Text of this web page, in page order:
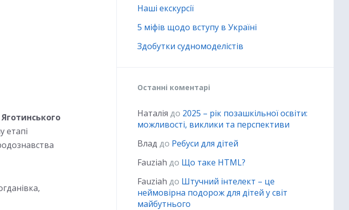
етапі
Наші екскурсії
5 міфів щодо вступу в Україні
Здобутки судномоделістів
Останні коментарі
Наталія до 2025 – рік позашкільної освіти:
можливості, виклики та перспективи
Влад до Ребуси для дітей
Fauziah до Що таке HTML?
Fauziah до Штучний інтелект – це
неймовірна подорож для дітей у світ
майбутнього